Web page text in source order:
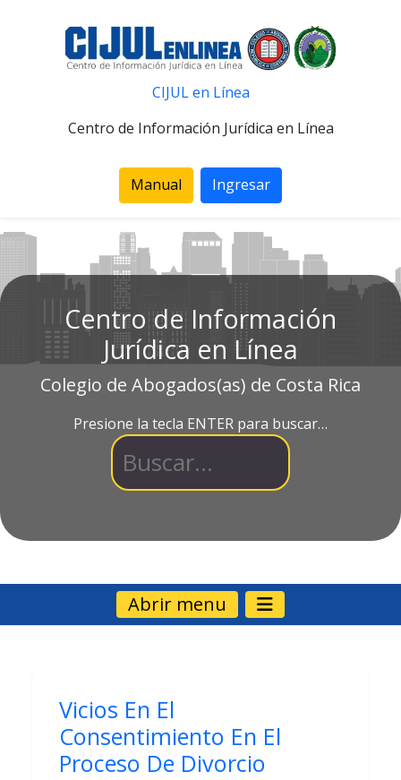
CIJUL en Línea
Centro de Información Jurídica en Línea
Manual Ingresar
Centro de Información
Jurídica en Línea
Colegio de Abogados(as) de Costa Rica
Presione la tecla ENTER para buscar…
Abrir menu
Vicios En El
Consentimiento En El
Proceso De Divorcio